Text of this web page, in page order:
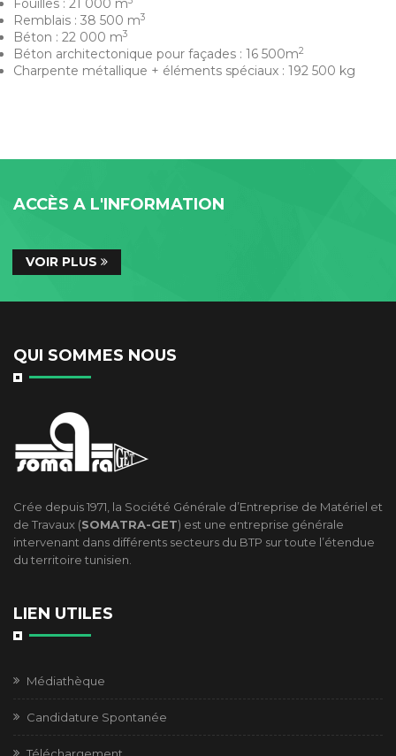
Fouilles : 21 000 m
Remblais : 38 500 m3
Béton : 22 000 m3
Béton architectonique pour façades : 16 500m2
Charpente métallique + éléments spéciaux : 192 500 kg
ACCÈS A L'INFORMATION
VOIR PLUS
QUI SOMMES NOUS
Crée depuis 1971, la Société Générale d’Entreprise de Matériel et
de Travaux (SOMATRA-GET) est une entreprise générale
intervenant dans différents secteurs du BTP sur toute l’étendue
du territoire tunisien.
LIEN UTILES
Médiathèque
Candidature Spontanée